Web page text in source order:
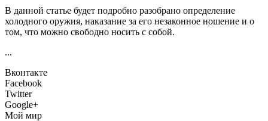
В данной статье будет подробно разобрано определение
холодного оружия, наказание за его незаконное ношение и о
том, что можно свободно носить с собой.
...
Вконтакте
Facebook
Twitter
Google+
Мой мир